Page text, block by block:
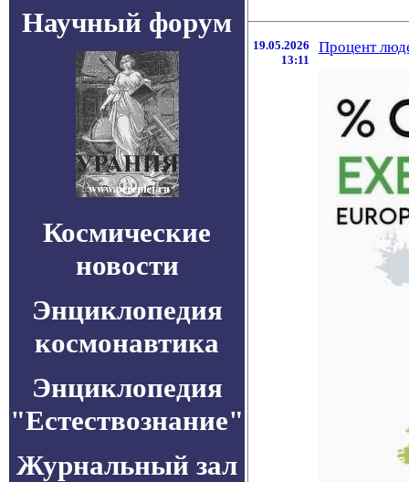
Научный форум
Космические
новости
Энциклопедия
космонавтика
Энциклопедия
"Естествознание"
Журнальный зал
19.05.2026
13:11
Процент